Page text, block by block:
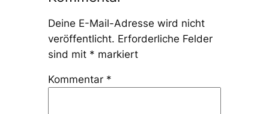
Deine E-Mail-Adresse wird nicht
veröffentlicht. Erforderliche Felder
sind mit * markiert
Kommentar *